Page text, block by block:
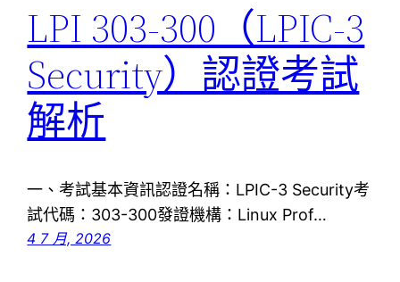
LPI 303-300（LPIC-3
Security）認證考試
解析
一、考試基本資訊認證名稱：LPIC-3 Security考
試代碼：303-300發證機構：Linux Prof…
4 7 月, 2026